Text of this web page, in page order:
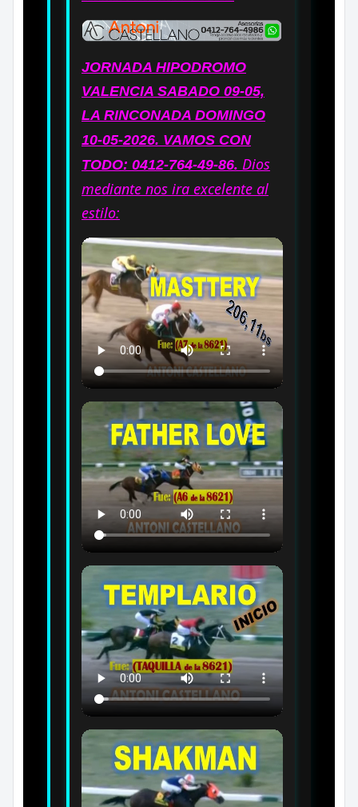
JORNADA HIPODROMO
VALENCIA SABADO 09-05,
LA RINCONADA DOMINGO
10-05-2026. VAMOS CON
TODO: 0412-764-49-86. Dios
mediante nos ira excelente al
estilo: